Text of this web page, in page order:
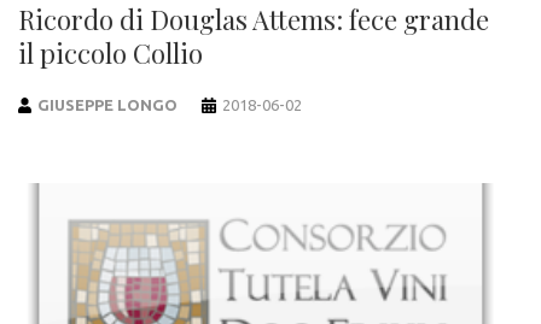
Ricordo di Douglas Attems: fece grande
il piccolo Collio
GIUSEPPE LONGO 2018-06-02